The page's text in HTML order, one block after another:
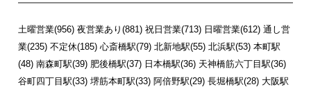
土曜営業(956) 夜営業あり(881) 祝日営業(713) 日曜営業(612) 通し営
業(235) 不定休(185) 心斎橋駅(79) 北新地駅(55) 北浜駅(53) 本町駅
(48) 南森町駅(39) 肥後橋駅(37) 日本橋駅(36) 天神橋筋六丁目駅(36)
谷町四丁目駅(33) 堺筋本町駅(33) 阿倍野駅(29) 長堀橋駅(28) 大阪駅